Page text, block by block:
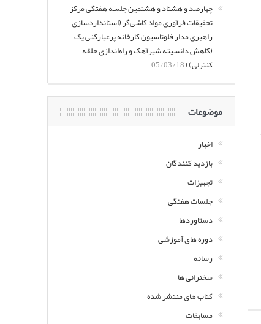
چهارصد و هشتاد و هشتمین جلسه هفتگی مرکز
تحقیقات فرآوری مواد کاشی‌گر (استانداردسازی
راهبری مدار فلوتاسیون کارخانه پرعیارکنی یک
(کاهش دانسیته شیرآهک و راه‌اندازی حلقه
کنترلی))05/03/18
موضوعات
اخبار
بازدید کنندگان
تجهیزات
جلسات هفتگی
دستاوردها
دوره های آموزشی
رسانه
سخنرانی ها
کتاب های منتشر شده
مسابقات